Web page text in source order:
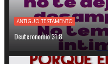
ANTIGUO TESTAMENTO
Deuteronomio 31:8